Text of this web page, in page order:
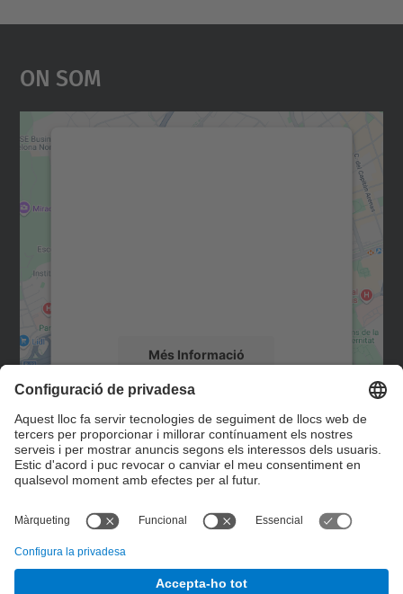
On Som
Més Informació
powered byUsercentrics Consent
Management Platform
Contacte
Formulari de contacte